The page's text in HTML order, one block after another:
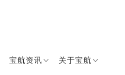
宝航资讯 关于宝航